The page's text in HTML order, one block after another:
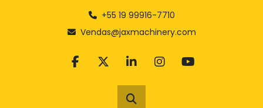
+55 19 99916-7710
Vendas@jaxmachinery.com
facebook
twitterlinkedininstagram
youtube